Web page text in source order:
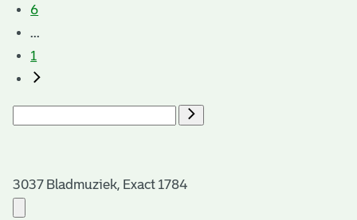
6
...
1
3037 Bladmuziek, Exact 1784